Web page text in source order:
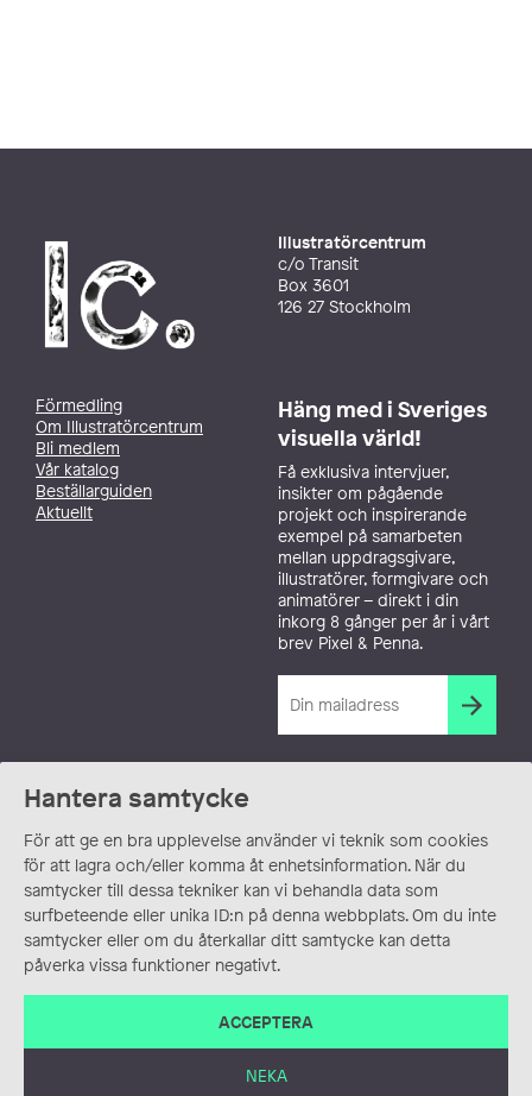
Hantera samtycke
För att ge en bra upplevelse använder vi teknik som cookies
för att lagra och/eller komma åt enhetsinformation. När du
samtycker till dessa tekniker kan vi behandla data som
surfbeteende eller unika ID:n på denna webbplats. Om du inte
samtycker eller om du återkallar ditt samtycke kan detta
påverka vissa funktioner negativt.
ACCEPTERA
NEKA
Illustratörcentrum
c/o Transit
Box 3601
126 27 Stockholm
Förmedling
Om Illustratörcentrum
Bli medlem
Vår katalog
Beställarguiden
Aktuellt
Häng med i Sveriges
visuella värld!
Få exklusiva intervjuer,
insikter om pågående
projekt och inspirerande
exempel på samarbeten
mellan uppdragsgivare,
illustratörer, formgivare och
animatörer – direkt i din
inkorg 8 gånger per år i vårt
brev Pixel & Penna.